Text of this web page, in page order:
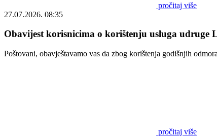
pročitaj više
27.07.2026. 08:35
Obavijest korisnicima o korištenju usluga udruge
Poštovani, obavještavamo vas da zbog korištenja godišnjih
pročitaj više